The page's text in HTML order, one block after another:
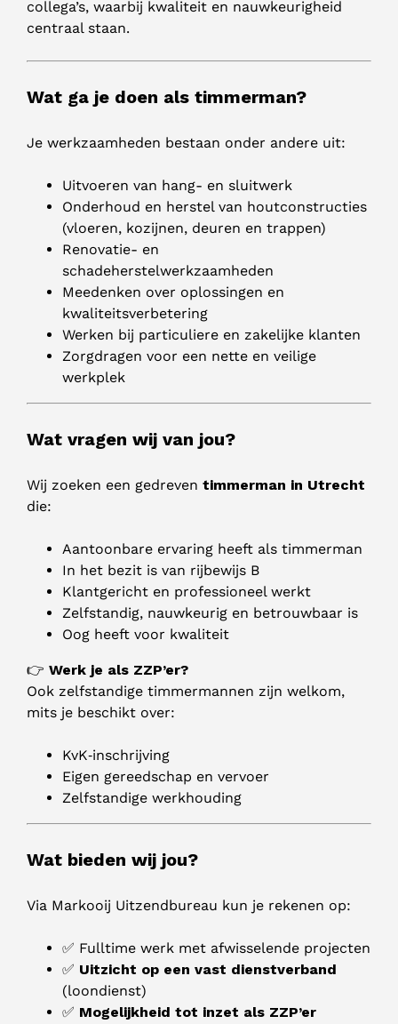
collega’s, waarbij kwaliteit en nauwkeurigheid
centraal staan.
Wat ga je doen als timmerman?
Je werkzaamheden bestaan onder andere uit:
Uitvoeren van hang- en sluitwerk
Onderhoud en herstel van houtconstructies
(vloeren, kozijnen, deuren en trappen)
Renovatie- en
schadeherstelwerkzaamheden
Meedenken over oplossingen en
kwaliteitsverbetering
Werken bij particuliere en zakelijke klanten
Zorgdragen voor een nette en veilige
werkplek
Wat vragen wij van jou?
Wij zoeken een gedreven timmerman in Utrecht
die:
Aantoonbare ervaring heeft als timmerman
In het bezit is van rijbewijs B
Klantgericht en professioneel werkt
Zelfstandig, nauwkeurig en betrouwbaar is
Oog heeft voor kwaliteit
👉 Werk je als ZZP’er?
Ook zelfstandige timmermannen zijn welkom,
mits je beschikt over:
KvK‑inschrijving
Eigen gereedschap en vervoer
Zelfstandige werkhouding
Wat bieden wij jou?
Via Markooij Uitzendbureau kun je rekenen op:
✅ Fulltime werk met afwisselende projecten
✅ Uitzicht op een vast dienstverband
(loondienst)
✅ Mogelijkheid tot inzet als ZZP’er